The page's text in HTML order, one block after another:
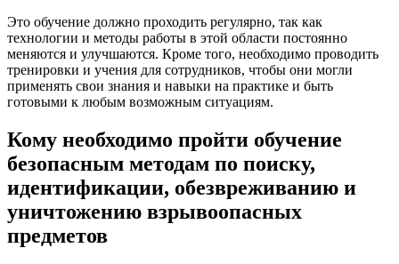
Это обучение должно проходить регулярно, так как
технологии и методы работы в этой области постоянно
меняются и улучшаются. Кроме того, необходимо проводить
тренировки и учения для сотрудников, чтобы они могли
применять свои знания и навыки на практике и быть
готовыми к любым возможным ситуациям.
Кому необходимо пройти обучение
безопасным методам по поиску,
идентификации, обезвреживанию и
уничтожению взрывоопасных
предметов